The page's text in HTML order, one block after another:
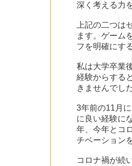
深く考える力
上記の二つは
ます。ゲーム
フを明確にす
私は大学卒業
経験からする
きませんでし
3年前の11月
に良い経験に
年、今年とコ
チベーション
コロナ禍が続